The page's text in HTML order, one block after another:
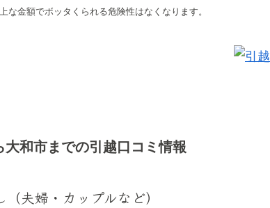
な金額でボッタくられる危険性はなくなります。
大和市までの引越口コミ情報
夫婦・カップルなど）